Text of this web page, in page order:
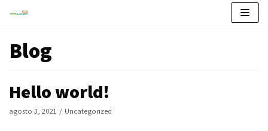
al
contenido
Blog
Hello world!
agosto 3, 2021 Uncategorized